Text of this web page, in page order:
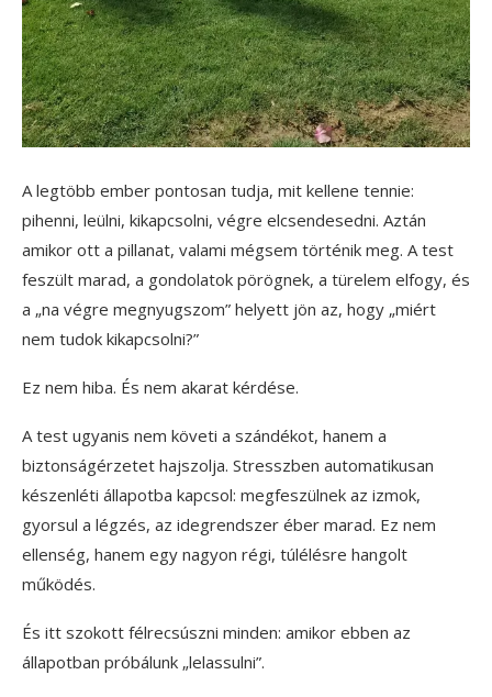
A legtöbb ember pontosan tudja, mit kellene tennie:
pihenni, leülni, kikapcsolni, végre elcsendesedni. Aztán
amikor ott a pillanat, valami mégsem történik meg. A test
feszült marad, a gondolatok pörögnek, a türelem elfogy, és
a „na végre megnyugszom” helyett jön az, hogy „miért
nem tudok kikapcsolni?”
Ez nem hiba. És nem akarat kérdése.
A test ugyanis nem követi a szándékot, hanem a
biztonságérzetet hajszolja. Stresszben automatikusan
készenléti állapotba kapcsol: megfeszülnek az izmok,
gyorsul a légzés, az idegrendszer éber marad. Ez nem
ellenség, hanem egy nagyon régi, túlélésre hangolt
működés.
És itt szokott félrecsúszni minden: amikor ebben az
állapotban próbálunk „lelassulni”.